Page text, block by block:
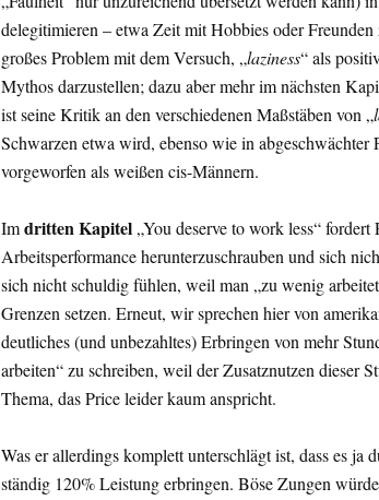
delegitimieren – etwa Zeit mit Hobbies oder
großes Problem mit dem Versuch, „laziness“ als
Mythos darzustellen; dazu aber mehr im nächsten
ist seine Kritik an den verschiedenen Maßstäben von „
Schwarzen etwa wird, ebenso wie in abgeschwächter
vorgeworfen als weißen cis-Männern.
Imdritten Kapitel„You deserve to work less“ fordert
Arbeitsperformance herunterzuschrauben und sich
sich nicht schuldig fühlen, weil man „zu wenig
Grenzen setzen. Erneut, wir sprechen hier von
deutliches (und unbezahltes) Erbringen von mehr
arbeiten“ zu schreiben, weil der Zusatznutzen dieser
Thema, das Price leider kaum anspricht.
Was er allerdings komplett unterschlägt ist, dass es ja
ständig 120% Leistung erbringen. Böse Zungen